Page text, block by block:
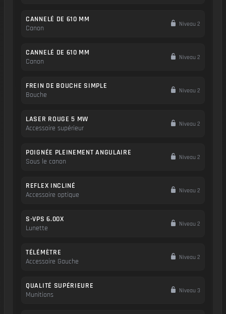
CANNELÉ DE 610 MM
Canon
Niveau 2
CANNELÉ DE 610 MM
Canon
Niveau 2
FREIN DE BOUCHE SIMPLE
Bouche
Niveau 2
LASER ROUGE 5 MW
Accessoire supérieur
Niveau 2
POIGNÉE PLEINEMENT ANGULAIRE
Sous le canon
Niveau 2
REFLEX INCLINÉ
Accessoire optique
Niveau 2
S-VPS 6.00X
Lunette
Niveau 2
TÉLÉMÈTRE
Accessoire Gauche
Niveau 2
QUALITÉ SUPÉRIEURE
Munitions
Niveau 3